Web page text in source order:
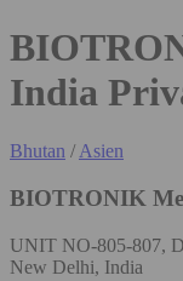
India
Bhutan /Asien
BIOTRONIK
UNIT NO-805-807,
New Delhi, India